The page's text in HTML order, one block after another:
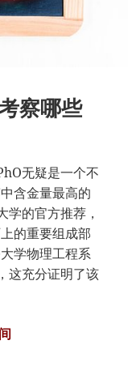
察哪些
无疑是一个不
含金量最高的
学的官方推荐，
的重要组成部
学物理工程系
这充分证明了该